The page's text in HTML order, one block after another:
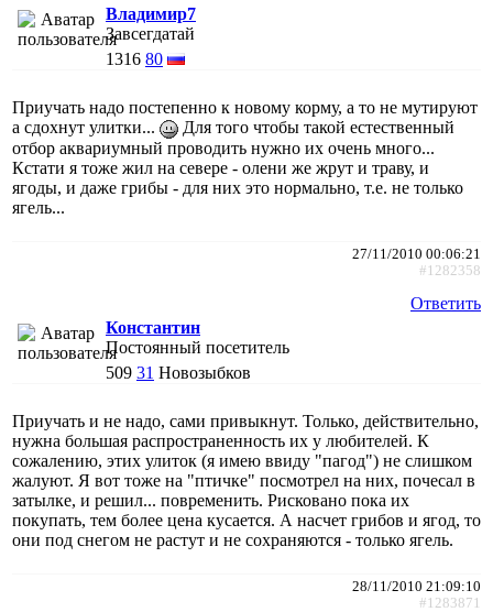
Владимир7
Завсегдатай
1316 80
Приучать надо постепенно к новому корму, а то не мутируют
а сдохнут улитки...
Для того чтобы такой естественный
отбор аквариумный проводить нужно их очень много...
Кстати я тоже жил на севере - олени же жрут и траву, и
ягоды, и даже грибы - для них это нормально, т.е. не только
ягель...
27/11/2010 00:06:21
#1282358
Ответить
Константин
Постоянный посетитель
509 31 Новозыбков
Приучать и не надо, сами привыкнут. Только, действительно,
нужна большая распространенность их у любителей. К
сожалению, этих улиток (я имею ввиду "пагод") не слишком
жалуют. Я вот тоже на "птичке" посмотрел на них, почесал в
затылке, и решил... повременить. Рисковано пока их
покупать, тем более цена кусается. А насчет грибов и ягод, то
они под снегом не растут и не сохраняются - только ягель.
28/11/2010 21:09:10
#1283871